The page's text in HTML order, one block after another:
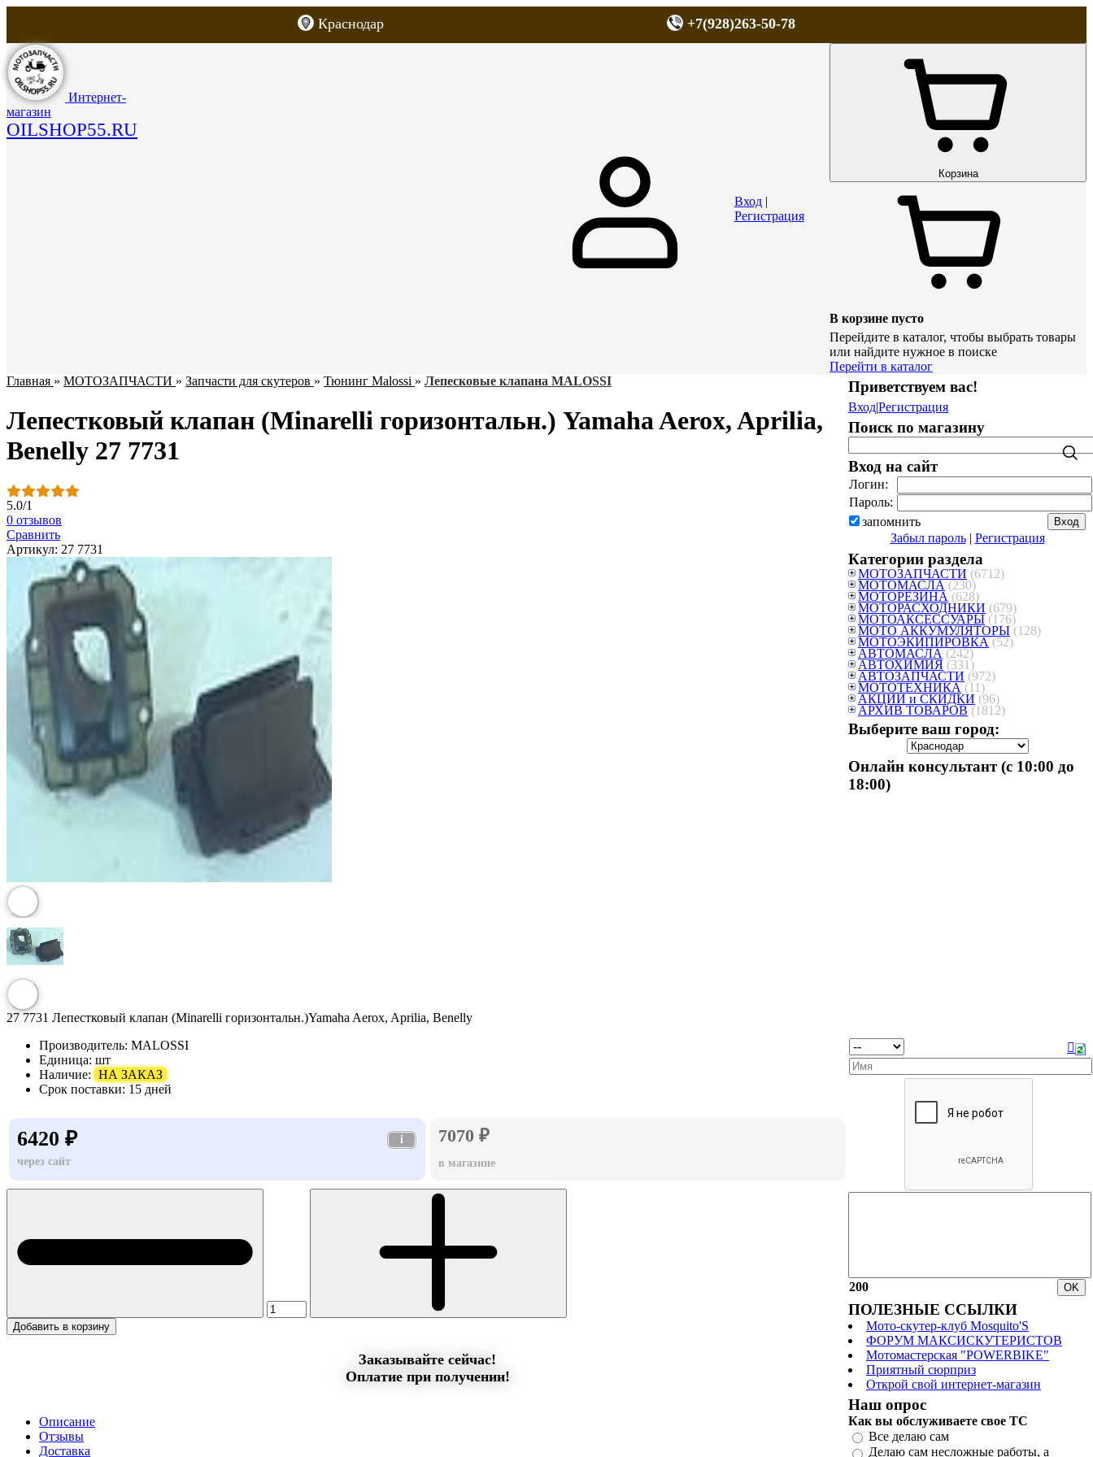
Краснодар +7(928)263-50-78
Интернет-
магазин
OILSHOP55.RU
ДОСТАВКА
Вход|
Регистрация
Корзина
В корзине пусто
Перейдите в каталог, чтобы выбрать товары
или найдите нужное в поиске
Перейти в каталог
Главная » МОТОЗАПЧАСТИ » Запчасти для скутеров » Тюнинг Malossi » Лепесковые клапана MALOSSI
Лепестковый клапан (Minarelli горизонтальн.) Yamaha Aerox, Aprilia,
Benelly 27 7731
5.0/1
0 отзывов
Сравнить
Артикул: 27 7731
27 7731 Лепестковый клапан (Minarelli горизонтальн.)Yamaha Aerox, Aprilia, Benelly
Производитель: MALOSSI
Единица: шт
Наличие: НА ЗАКАЗ
Срок поставки: 15 дней
6420 ₽
i
через сайт
7070 ₽
в магазине
Добавить в корзину
Заказывайте сейчас!
Оплатие при получении!
Описание
Отзывы
Доставка
Приветствуем вас!
Вход|Регистрация
Поиск по магазину
Вход на сайт
Логин:
Пароль:
запомнить
Забыл пароль| Регистрация
Категории раздела
МОТОЗАПЧАСТИ (6712)
МОТОМАСЛА (230)
МОТОРЕЗИНА (628)
МОТОРАСХОДНИКИ (679)
МОТОАКСЕССУАРЫ (176)
МОТО АККУМУЛЯТОРЫ (128)
МОТОЭКИПИРОВКА (52)
АВТОМАСЛА (242)
АВТОХИМИЯ (331)
АВТОЗАПЧАСТИ (972)
МОТОТЕХНИКА (11)
АКЦИИ и СКИДКИ (96)
АРХИВ ТОВАРОВ (1812)
Выберите ваш город:
Онлайн консультант (с 10:00 до
18:00)
200
ПОЛЕЗНЫЕ ССЫЛКИ
Мото-скутер-клуб Mosquito'S
ФОРУМ МАКСИСКУТЕРИСТОВ
Мотомастерская "POWERBIKE"
Приятный сюрприз
Открой свой интернет-магазин
Наш опрос
Как вы обслуживаете свое ТС
Все делаю сам
Делаю сам несложные работы, а